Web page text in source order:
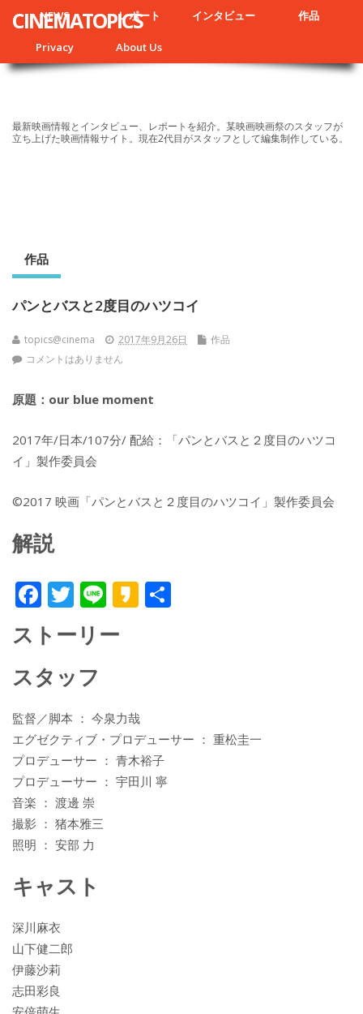
NEWS レポート インタビュー 作品
Privacy About Us
CINEMATOPICS
最新映画情報とインタビュー、レポートを紹介。某映画映画祭のスタッフが
立ち上げた映画情報サイト。現在2代目がスタッフとして編集制作している。
作品
パンとバスと2度目のハツコイ
topics@cinema 2017年9月26日
作品
コメントはありません
原題：our blue moment
2017年/日本/107分/ 配給：「パンとバスと２度目のハツコ
イ」製作委員会
©2017 映画「パンとバスと２度目のハツコイ」製作委員会
解説
F
ac
e
b
o
o
k
T
w
itt
er
Li
e
K
ストーリー
スタッフ
監督／脚本 ： 今泉力哉
エグゼクティブ・プロデューサー ： 重松圭一
プロデューサー ： 青木裕子
プロデューサー ： 宇田川 寧
音楽 ： 渡邊 崇
撮影 ： 猪本雅三
照明 ： 安部 力
キャスト
深川麻衣
山下健二郎
伊藤沙莉
志田彩良